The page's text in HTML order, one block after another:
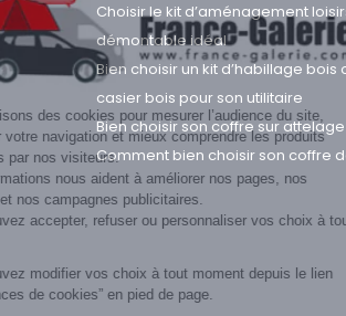
Nous utilisons des cookies pour mesurer
améliorer votre navigation et mieux
consultés par nos visiteurs.
Ces informations nous aident à améliorer nos
conseils et nos campagnes publicitaires.
Vous pouvez accepter, refuser ou
Vous pouvez modifier vos choix à tout moment
“Préférences de cookies” en pied de page.
Choisir le kit d’aménagement
démontable idéal
Bien choisir un kit d’habillage bois
casier bois pour son utilitaire
Bien choisir son coffre sur attelage
Comment bien choisir son coffre